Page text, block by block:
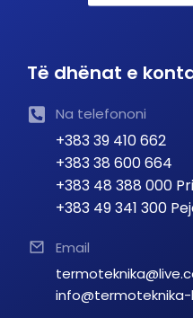
Të dhënat e
Na telefononi
+383 39 410 662
+383 38 600 664
+383 48 388 000
+383 49 341 300
Email
info@termoteknika-